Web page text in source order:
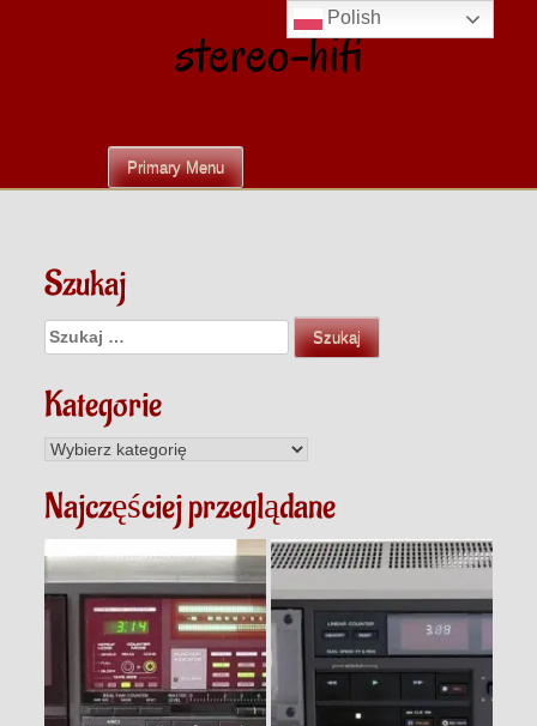
stereo-hifi
Primary Menu
Szukaj
Szukaj:
Kategorie
Kategorie
Najczęściej przeglądane
Polish